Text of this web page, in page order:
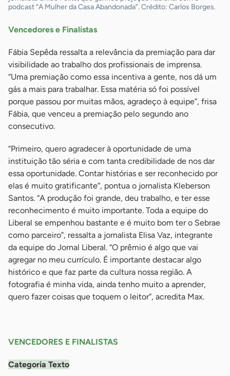
podcast “A Mulher da Casa Abandonada”. Crédito: Carlos Borges.
Vencedores e Finalistas
Fábia Sepêda ressalta a relevância da premiação para dar
visibilidade ao trabalho dos profissionais de imprensa.
“Uma premiação como essa incentiva a gente, nos dá um
gás a mais para trabalhar. Essa matéria só foi possível
porque passou por muitas mãos, agradeço à equipe”, frisa
Fábia, que venceu a premiação pelo segundo ano
consecutivo.
“Primeiro, quero agradecer à oportunidade de uma
instituição tão séria e com tanta credibilidade de nos dar
essa oportunidade. Contar histórias e ser reconhecido por
elas é muito gratificante”, pontua o jornalista Kleberson
Santos. “A produção foi grande, deu trabalho, e ter esse
reconhecimento é muito importante. Toda a equipe do
Liberal se empenhou bastante e é muito bom ter o Sebrae
como parceiro”, ressalta a jornalista Elisa Vaz, integrante
da equipe do Jornal Liberal. “O prêmio é algo que vai
agregar no meu currículo. É importante destacar algo
histórico e que faz parte da cultura nossa região. A
fotografia é minha vida, ainda tenho muito a aprender,
quero fazer coisas que toquem o leitor”, acredita Max.
VENCEDORES E FINALISTAS
Categoria Texto